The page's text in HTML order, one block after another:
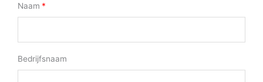
Naam
Bedrijfsnaam